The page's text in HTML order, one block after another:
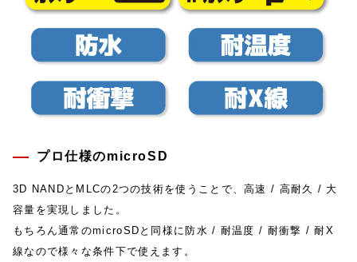
プロ仕様のmicroSD
3D NANDとMLCの2つの技術を使うことで、高速 / 高耐久 / 大
容量を実現しました。
もちろん通常のmicroSDと同様に防水 / 耐温度 / 耐衝撃 / 耐X
線なので様々な条件下で使えます。